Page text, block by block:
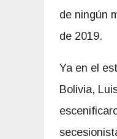
de ningún
de 2019.
Ya en el
Bolivia,